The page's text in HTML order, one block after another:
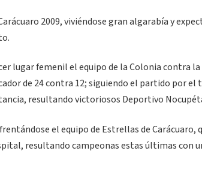
2009, viviéndose gran algarabía y
femenil el equipo de la Colonia contra la
de 24 contra 12; siguiendo el partido por el
resultando victoriosos Deportivo
el equipo de Estrellas de Carácuaro,
resultando campeonas estas últimas con